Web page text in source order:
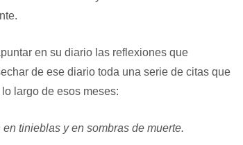
en su diario las reflexiones que
de ese diario toda una serie de citas que
largo de esos meses:
tinieblas y en sombras de muerte.